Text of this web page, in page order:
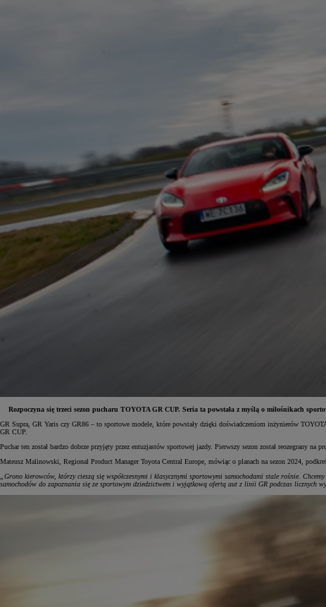
Yaris Cross
Rozpoczyna się trzeci sezon pucharu TOYOTA GR CUP. Seria ta powstała z myślą o miłośnikach
GR Supra, GR Yaris czy GR86 – to sportowe modele, które powstały dzięki doświadczeniom inżynierów
GR CUP.
Puchar ten został bardzo dobrze przyjęty przez entuzjastów sportowej jazdy. Pierwszy sezon został reozegrany
Mateusz Malinowski, Regional Product Manager Toyota Central Europe, mówiąc o planach na sezon 2024,
„Grono kierowców, którzy cieszą się współczesnymi i klasycznymi sportowymi samochodami stale rośnie.
samochodów do zapoznania się ze sportowym dziedzictwem i wyjątkową ofertą aut z linii GR podczas licznych